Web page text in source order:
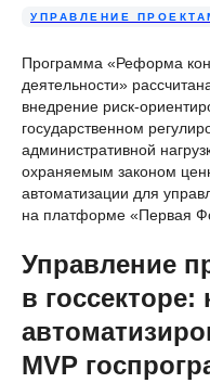
УПРАВЛЕНИЕ
Программа «Реформа
деятельности»
внедрение риск-
государственном
административной
охраняемым законом
автоматизации для
на платформе «Первая
Управление
в госсекторе:
MVP